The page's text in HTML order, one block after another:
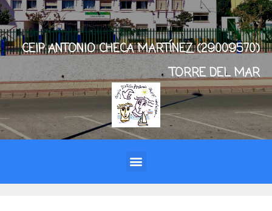
CEIP ANTONIO CHECA MARTÍNEZ (29009570)
TORRE DEL MAR